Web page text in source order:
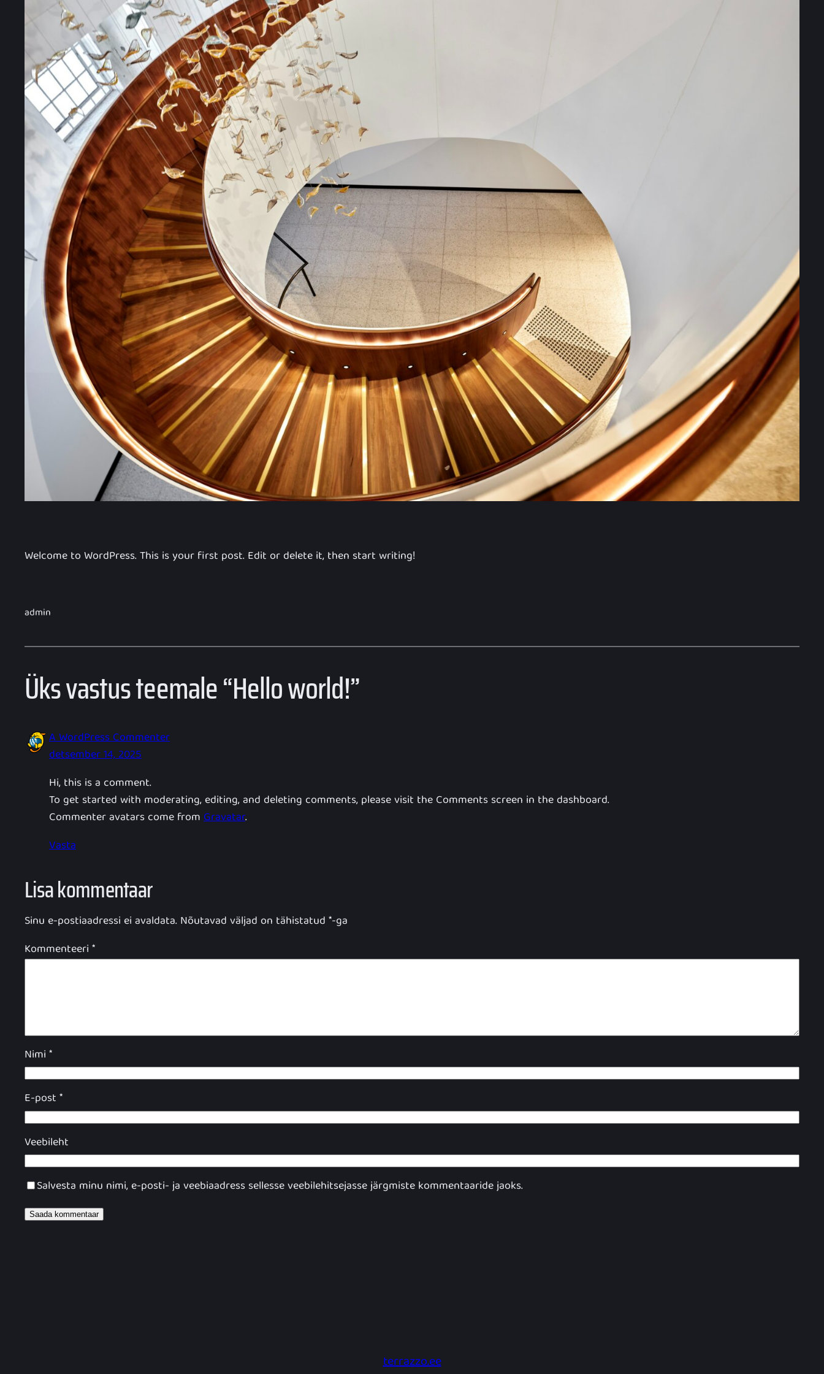
Welcome to WordPress. This is your first post. Edit or delete it, then start writing!
admin
Üks vastus teemale “Hello world!”
A WordPress Commenter
detsember 14, 2025
Hi, this is a comment.
To get started with moderating, editing, and deleting comments, please visit the Comments screen in the dashboard.
Commenter avatars come fromGravatar.
Vasta
Lisa kommentaar
Sinu e-postiaadressi ei avaldata.Nõutavad väljad on tähistatud*-ga
Kommenteeri*
Nimi*
E-post*
Veebileht
Salvesta minu nimi, e-posti- ja veebiaadress sellesse veebilehitsejasse järgmiste kommentaaride jaoks.
terrazzo.ee